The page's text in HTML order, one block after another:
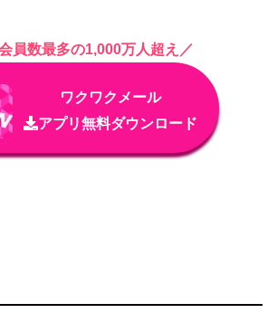
員数最多の1,000万人超え／
ワクワクメール
アプリ無料ダウンロード